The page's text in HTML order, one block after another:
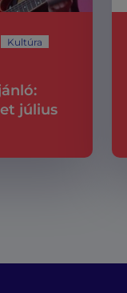
Kultúra
július